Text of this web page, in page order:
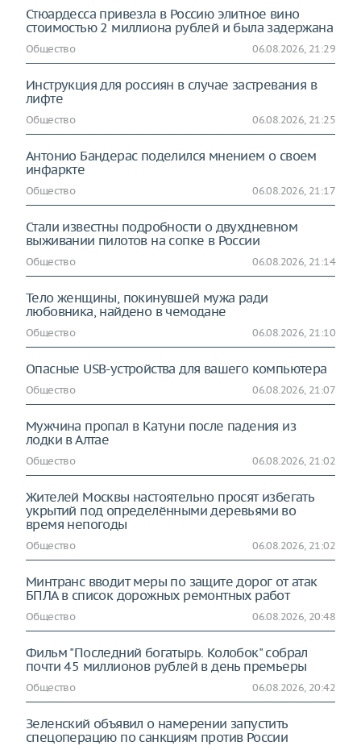
Стюардесса привезла в Россию элитное вино
стоимостью 2 миллиона рублей и была задержана
Общество 06.08.2026, 21:29
Инструкция для россиян в случае застревания в
лифте
Общество 06.08.2026, 21:25
Антонио Бандерас поделился мнением о своем
инфаркте
Общество 06.08.2026, 21:17
Стали известны подробности о двухдневном
выживании пилотов на сопке в России
Общество 06.08.2026, 21:14
Тело женщины, покинувшей мужа ради
любовника, найдено в чемодане
Общество 06.08.2026, 21:10
Опасные USB-устройства для вашего компьютера
Общество 06.08.2026, 21:07
Мужчина пропал в Катуни после падения из
лодки в Алтае
Общество 06.08.2026, 21:02
Жителей Москвы настоятельно просят избегать
укрытий под определёнными деревьями во
время непогоды
Общество 06.08.2026, 21:02
Минтранс вводит меры по защите дорог от атак
БПЛА в список дорожных ремонтных работ
Общество 06.08.2026, 20:48
Фильм "Последний богатырь. Колобок" собрал
почти 45 миллионов рублей в день премьеры
Общество 06.08.2026, 20:42
Зеленский объявил о намерении запустить
спецоперацию по санкциям против России